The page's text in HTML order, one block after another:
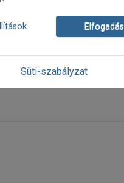
Elfogadás
Süti-szabályzat